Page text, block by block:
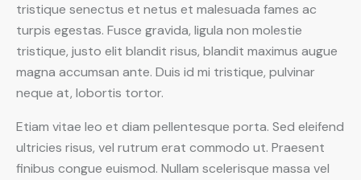
tristique senectus et netus et malesuada fames ac
turpis egestas. Fusce gravida, ligula non molestie
tristique, justo elit blandit risus, blandit maximus augue
magna accumsan ante. Duis id mi tristique, pulvinar
neque at, lobortis tortor.
Etiam vitae leo et diam pellentesque porta. Sed eleifend
ultricies risus, vel rutrum erat commodo ut. Praesent
finibus congue euismod. Nullam scelerisque massa vel